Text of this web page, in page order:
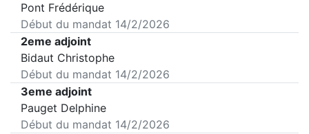
Pont Frédérique
Début du mandat 14/2/2026
2eme adjoint
Bidaut Christophe
Début du mandat 14/2/2026
3eme adjoint
Pauget Delphine
Début du mandat 14/2/2026